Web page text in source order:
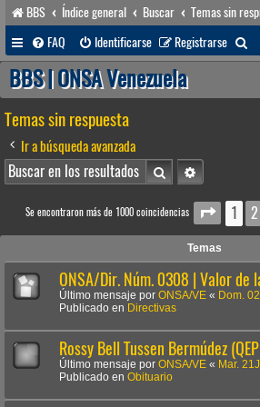
BBS Índice general Buscar
Temas sin
FAQ
Identificarse Registrarse
u
BBS | ONSA Venezuela
Temas sin respuesta
Ir a búsqueda avanzada
BuscarBúsqueda
Se encontraron más de 1000 coincidencias Página1
1 2
Temas
ONSA/Dir. Núm. 0308 | Valor de
Último mensaje por ONSA/VE « Dom.
Publicado en Directivas
Rossy Bell Tussen Bermúdez
Último mensaje por ONSA/VE « Mar.
Publicado en Obituario